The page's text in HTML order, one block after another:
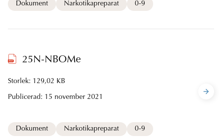
Dokument Narkotikapreparat 0-9
25N-NBOMe
Storlek: 129,02 KB
Publicerad: 15 november 2021
Dokument Narkotikapreparat 0-9